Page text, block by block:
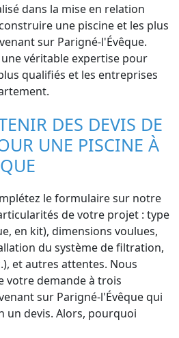
dans la mise en relation
une piscine et les plus
sur Parigné-l'Évêque.
véritable expertise pour
qualifiés et les entreprises
DES DEVIS DE
UNE PISCINE À
le formulaire sur notre
de votre projet : type
en kit), dimensions voulues,
du système de filtration,
et autres attentes. Nous
votre demande à trois
sur Parigné-l'Évêque qui
un devis. Alors, pourquoi